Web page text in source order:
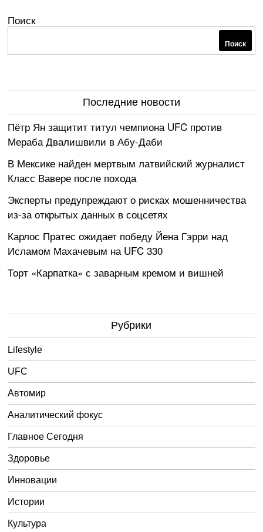
Поиск
Поиск
Последние новости
Пётр Ян защитит титул чемпиона UFC против
Мераба Двалишвили в Абу-Даби
В Мексике найден мертвым латвийский журналист
Класс Вавере после похода
Эксперты предупреждают о рисках мошенничества
из-за открытых данных в соцсетях
Карлос Пратес ожидает победу Йена Гэрри над
Исламом Махачевым на UFC 330
Торт «Карпатка» с заварным кремом и вишней
Рубрики
Lifestyle
UFC
Автомир
Аналитический фокус
Главное Сегодня
Здоровье
Инновации
Истории
Культура